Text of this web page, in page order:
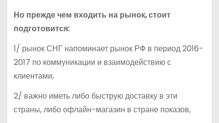
Но прежде чем входить на рынок, стоит
подготовится:
1/ рынок СНГ напоминает рынок РФ в период 2016-
2017 по коммуникации и взаимодействию с
клиентами,
2/ важно иметь либо быструю доставку в эти
страны, либо офлайн-магазин в стране показов,